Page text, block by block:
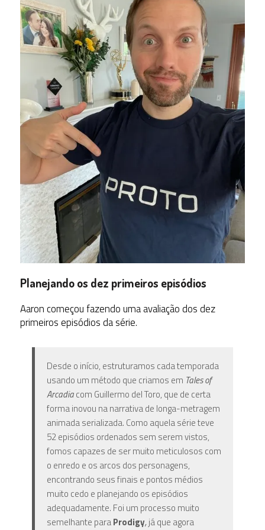
Planejando os dez primeiros episódios
Aaron começou fazendo uma avaliação dos dez
primeiros episódios da série.
Desde o início, estruturamos cada temporada
usando um método que criamos em Tales of
Arcadiacom Guillermo del Toro, que de certa
forma inovou na narrativa de longa-metragem
animada serializada. Como aquela série teve
52 episódios ordenados sem serem vistos,
fomos capazes de ser muito meticulosos com
o enredo e os arcos dos personagens,
encontrando seus finais e pontos médios
muito cedo e planejando os episódios
adequadamente. Foi um processo muito
semelhante paraProdigy,já que agora